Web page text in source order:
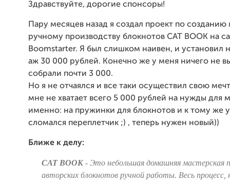
Здравствуйте, дорогие спонсоры!
Пару месяцев назад я создал проект по
ручному производству блокнотов CAT BOOK на
Boomstarter. Я был слишком наивен, и
аж 30 000 рублей. Конечно же у меня ничего не
собрали почти 3 000.
Но я не отчаялся и все таки осуществил свою
мне не хватает всего 5 000 рублей на нужды для
именно: на пружинки для блокнотов и к тому же
сломался переплетчик ;) , теперь нужен новый))
Ближе к делу:
CAT BOOK- Это небольшая домашняя мастерская
авторских блокнотов ручной работы. Весь процесс,